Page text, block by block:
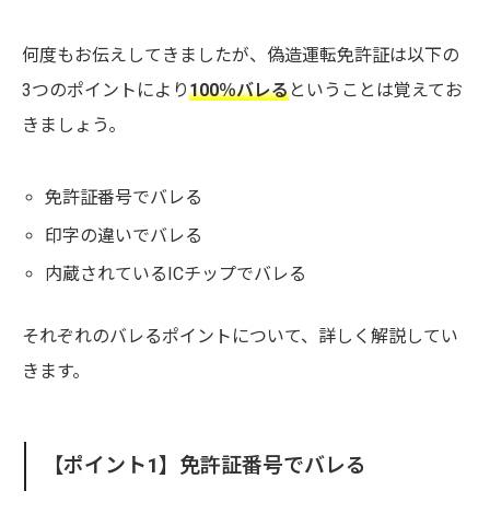
何度もお伝えしてきましたが、偽造運転免許証は以下の
3つのポイントにより100％バレるということは覚えてお
きましょう。
免許証番号でバレる
印字の違いでバレる
内蔵されているICチップでバレる
それぞれのバレるポイントについて、詳しく解説してい
きます。
【ポイント1】免許証番号でバレる